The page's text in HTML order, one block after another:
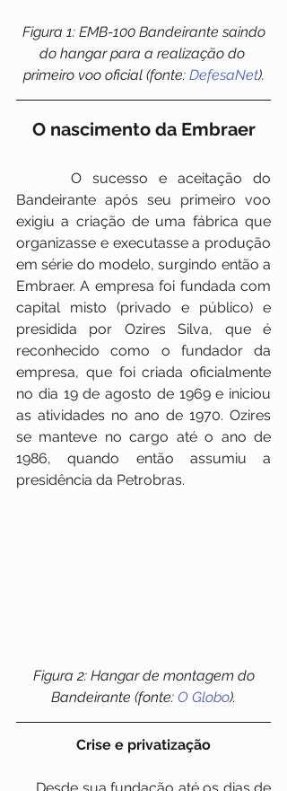
do hangar para a realização do
primeiro voo oficial (fonte: DefesaNet).
O nascimento da Embraer
Bandeirante após seu primeiro voo
exigiu a criação de uma fábrica que
organizasse e executasse a produção
em série do modelo, surgindo então a
Embraer. A empresa foi fundada com
capital misto (privado e público) e
presidida por Ozires Silva, que é
reconhecido como o fundador da
empresa, que foi criada oficialmente
no dia 19 de agosto de 1969 e iniciou
as atividades no ano de 1970. Ozires
se manteve no cargo até o ano de
1986, quando então assumiu a
presidência da Petrobras.
Figura 2: Hangar de montagem do
Bandeirante (fonte: O Globo).
Crise e privatização